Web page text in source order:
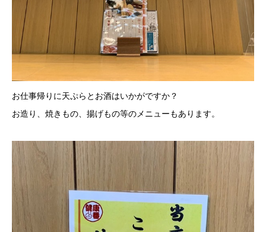
お仕事帰りに天ぷらとお酒はいかがですか？
お造り、焼きもの、揚げもの等のメニューもあります。